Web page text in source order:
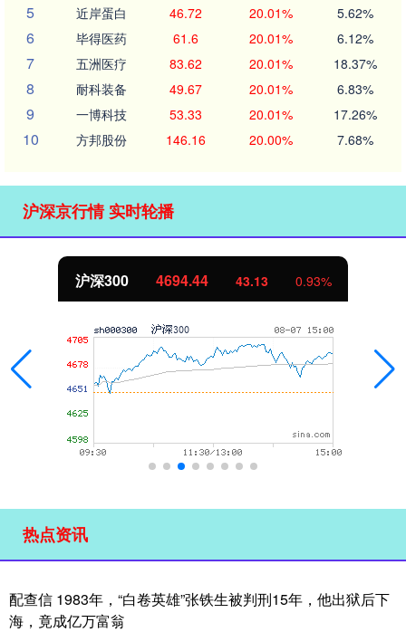
5 近岸蛋白 46.72 20.01% 5.62%
6 毕得医药 61.6 20.01% 6.12%
7 五洲医疗 83.62 20.01% 18.37%
8 耐科装备 49.67 20.01% 6.83%
9 一博科技 53.33 20.01% 17.26%
10 方邦股份 146.16 20.00% 7.68%
沪深京行情 实时轮播
北证50 1134.24 11.37 1.01%
热点资讯
配查信 1983年，“白卷英雄”张铁生被判刑15年，他出狱后下
海，竟成亿万富翁